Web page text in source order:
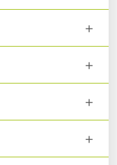
+
+
+
+